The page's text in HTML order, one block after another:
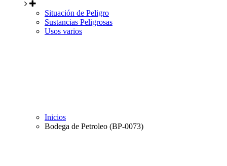
Situación de Peligro
Sustancias Peligrosas
Usos varios
Inicios
Bodega de Petroleo (BP-0073)